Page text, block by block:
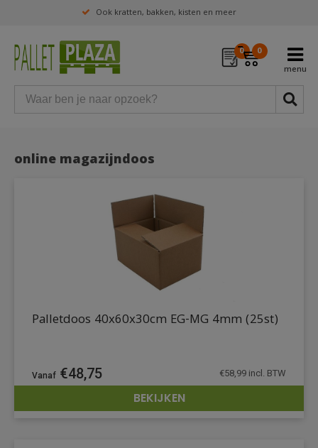
Ook kratten, bakken, kisten en meer
0 0
online magazijndoos
DETAILS
Palletdoos 40x60x30cm EG-MG 4mm (25st)
€48,75 €58,99 incl. BTW
BEKIJKEN